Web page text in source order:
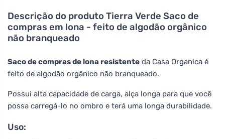
Descrição do produto Tierra Verde Saco de
compras em lona - feito de algodão orgânico
não branqueado
Saco de compras de lona resistente da Casa Organica é
feito de algodão orgânico não branqueado.
Possui alta capacidade de carga, alça longa para que você
possa carregá-lo no ombro e terá uma longa durabilidade.
Uso: